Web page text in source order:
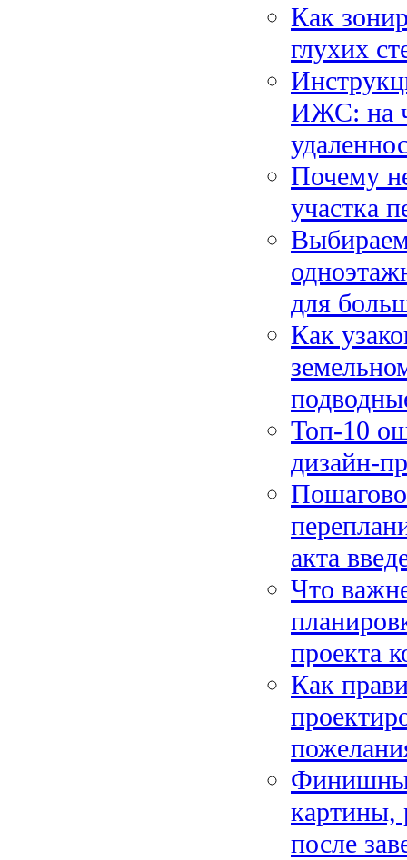
Как
глухих
ИЖС: на
Почему
участка
для
Как
Топ-10
дизайн-
акта
Что
проекта
Как
картины,
после